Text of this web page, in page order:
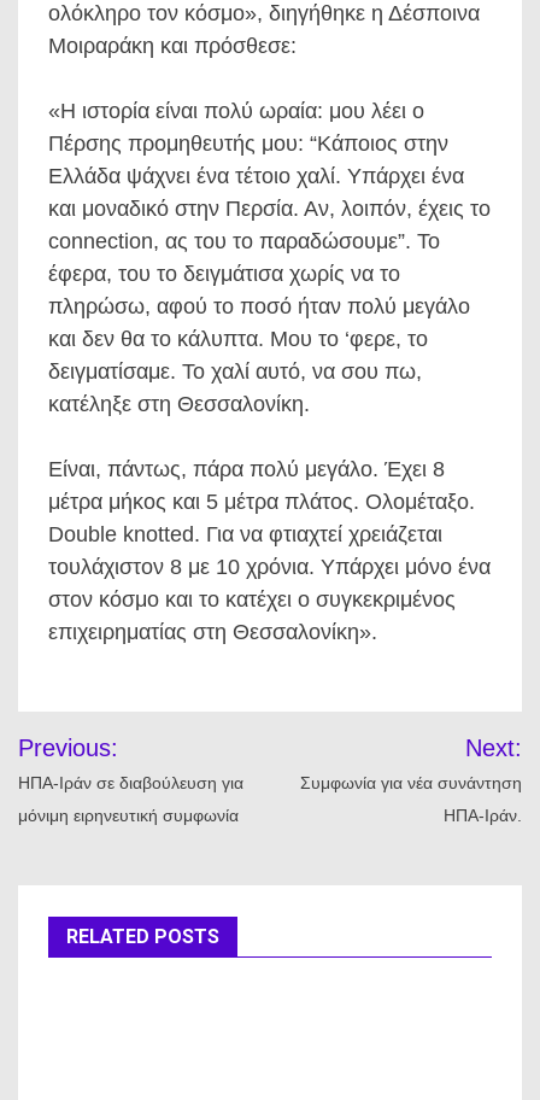
ολόκληρο τον κόσμο», διηγήθηκε η Δέσποινα
Μοιραράκη και πρόσθεσε:
«Η ιστορία είναι πολύ ωραία: μου λέει ο
Πέρσης προμηθευτής μου: “Κάποιος στην
Ελλάδα ψάχνει ένα τέτοιο χαλί. Υπάρχει ένα
και μοναδικό στην Περσία. Αν, λοιπόν, έχεις το
connection, ας του το παραδώσουμε”. Το
έφερα, του το δειγμάτισα χωρίς να το
πληρώσω, αφού το ποσό ήταν πολύ μεγάλο
και δεν θα το κάλυπτα. Μου το ‘φερε, το
δειγματίσαμε. Το χαλί αυτό, να σου πω,
κατέληξε στη Θεσσαλονίκη.
Είναι, πάντως, πάρα πολύ μεγάλο. Έχει 8
μέτρα μήκος και 5 μέτρα πλάτος. Ολομέταξο.
Double knotted. Για να φτιαχτεί χρειάζεται
τουλάχιστον 8 με 10 χρόνια. Υπάρχει μόνο ένα
στον κόσμο και το κατέχει ο συγκεκριμένος
επιχειρηματίας στη Θεσσαλονίκη».
άρθρων
Previous:
ΗΠΑ-Ιράν σε διαβούλευση για
μόνιμη ειρηνευτική συμφωνία
Next:
Συμφωνία για νέα συνάντηση
ΗΠΑ-Ιράν.
RELATED POSTS